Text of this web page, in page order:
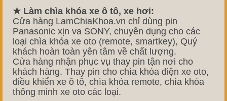
★ Làm chìa khóa xe ô tô, xe hơi:
Cửa hàng LamChiaKhoa.vn chỉ dùng pin
Panasonic xịn va SONY, chuyên dụng cho các
loại chìa khóa xe oto (remote, smartkey), Quý
khách hoàn toàn yên tâm về chất lượng.
Cửa hàng nhận phục vụ thay pin tận nơi cho
khách hàng. Thay pin cho chìa khóa điện xe oto,
điều khiển xe ô tô, chìa khóa remote, chìa khóa
thông minh xe oto các loại.